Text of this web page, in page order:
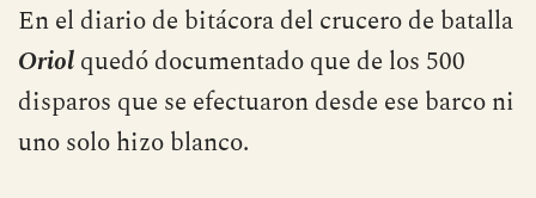
En el diario de bitácora del crucero de batalla
Oriolquedó documentado que de los 500
disparos que se efectuaron desde ese barco ni
uno solo hizo blanco.